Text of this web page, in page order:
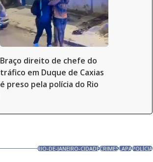
Braço direito de chefe do
tráfico em Duque de Caxias
é preso pela polícia do Rio
RIO-DE-JANEIRO-CIDADECRIMESLAPAPOLÍCIA